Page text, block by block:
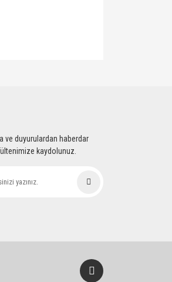
ve duyurulardan haberdar
kaydolunuz.